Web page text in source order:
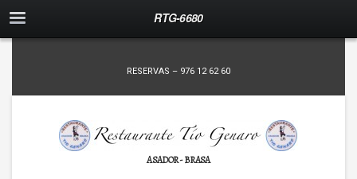
RTG-6680
RESERVAS – 976 12 62 60
ASADOR - BRASA